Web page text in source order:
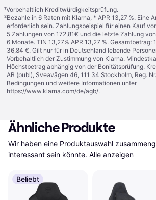
¹Vorbehaltlich Kreditwürdigkeitsprüfung.
²Bezahle in 6 Raten mit Klarna, * APR 13,27 %. Eine
erforderlich sein. Zahlungsbeispiel für einen Kauf
5 Zahlungen von 172,81€ und die letzte Zahlung
6 Monate. TIN 13,27% APR 13,27 %. Gesamtbetrag:
36,84 €. Gilt nur für in Deutschland lebende
Vorbehaltlich der Zustimmung von Klarna.
Höchstbetrag abhängig von der Bonitätsprüfung.
AB (publ), Sveavägen 46, 111 34 Stockholm, Reg.
Bedingungen und weitere Informationen unter
https://www.klarna.com/de/agb/.
Ähnliche Produkte
Wir haben eine Produktauswahl
interessant sein könnte. Alle anzeigen
Beliebt